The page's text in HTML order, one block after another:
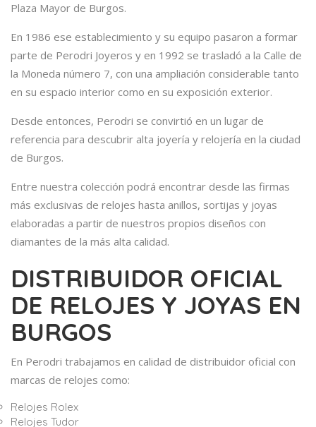
Plaza Mayor de Burgos.
En 1986 ese establecimiento y su equipo pasaron a formar
parte de Perodri Joyeros y en 1992 se trasladó a la Calle de
la Moneda número 7, con una ampliación considerable tanto
en su espacio interior como en su exposición exterior.
Desde entonces, Perodri se convirtió en un lugar de
referencia para descubrir alta joyería y relojería en la ciudad
de Burgos.
Entre nuestra colección podrá encontrar desde las firmas
más exclusivas de relojes hasta anillos, sortijas y joyas
elaboradas a partir de nuestros propios diseños con
diamantes de la más alta calidad.
DISTRIBUIDOR OFICIAL
DE RELOJES Y JOYAS EN
BURGOS
En Perodri trabajamos en calidad de distribuidor oficial con
marcas de relojes como:
Relojes Rolex
Relojes Tudor